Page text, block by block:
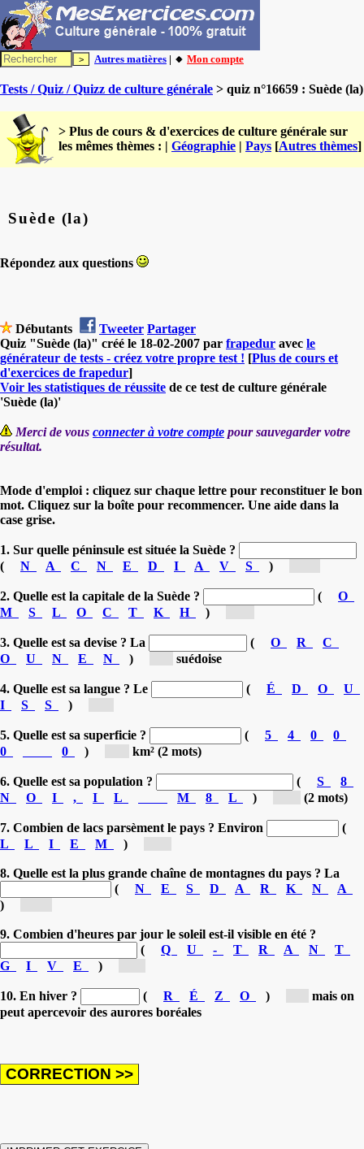
Autres matières | 🔸 Mon compte
Tests / Quiz / Quizz de culture générale > quiz n°16659 : Suède (la)
> Plus de cours & d'exercices de culture générale sur
les mêmes thèmes : | Géographie | Pays [Autres thèmes]
Suède (la)
Répondez aux questions
Débutants Tweeter Partager
Quiz "Suède (la)" créé le 18-02-2007 par frapedur avec le
générateur de tests - créez votre propre test ! [Plus de cours et
d'exercices de frapedur]
Voir les statistiques de réussite de ce test de culture générale
'Suède (la)'
Merci de vous connecter à votre compte pour sauvegarder votre
résultat.
Mode d'emploi : cliquez sur chaque lettre pour reconstituer le bon
mot. Cliquez sur la boîte pour recommencer. Une aide dans la
case grise.
1. Sur quelle péninsule est située la Suède ?
(
N A C N E D I A V S )
2. Quelle est la capitale de la Suède ? (
O
M
S L O C T K H )
3. Quelle est sa devise ? La ( O R
C
O
U N E N ) suédoise
4. Quelle est sa langue ? Le ( É D O
U
I
S S )
5. Quelle est sa superficie ? ( 5 4 0
0
0
0 ) km² (2 mots)
6. Quelle est sa population ? ( S
8
N
O I , I L M 8 L ) (2 mots)
7. Combien de lacs parsèment le pays ? Environ
(
L
L I E M )
8. Quelle est la plus grande chaîne de montagnes du pays ? La
(
N E S D A R K N
A
)
9. Combien d'heures par jour le soleil est-il visible en été ?
(
Q U - T R A N
T
G
I V E )
10. En hiver ? ( R É Z O )
mais on
peut apercevoir des aurores boréales